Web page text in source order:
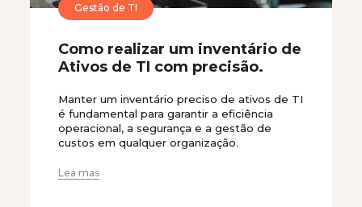
Gestão de TI
Como realizar um inventário de
Ativos de TI com precisão.
Manter um inventário preciso de ativos de TI
é fundamental para garantir a eficiência
operacional, a segurança e a gestão de
custos em qualquer organização.
Lea mas